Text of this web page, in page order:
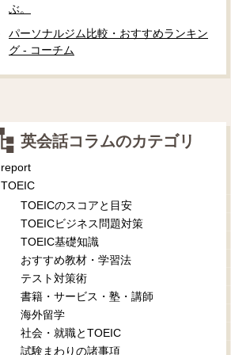
ぶ。
パーソナルジム比較・おすすめランキン
グ - コーチム
英会話コラムのカテゴリ
report
TOEIC
TOEICのスコアと目安
TOEICビジネス問題対策
TOEIC基礎知識
おすすめ教材・学習法
テスト対策術
書籍・サービス・塾・講師
海外留学
社会・就職とTOEIC
試験まわりの諸事項